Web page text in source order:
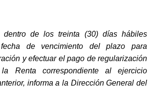
dentro de los treinta (30) días hábiles
de vencimiento del plazo para
y efectuar el pago de regularización
Renta correspondiente al ejercicio
informa a la Dirección General del